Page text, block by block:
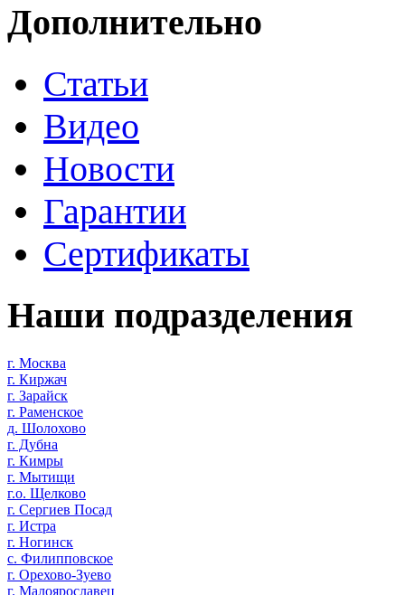
Дополнительно
Статьи
Видео
Новости
Гарантии
Сертификаты
Наши подразделения
г. Москва
г. Киржач
г. Зарайск
г. Раменское
д. Шолохово
г. Дубна
г. Кимры
г. Мытищи
г.о. Щелково
г. Сергиев Посад
г. Истра
г. Ногинск
с. Филипповское
г. Орехово-Зуево
г. Малоярославец